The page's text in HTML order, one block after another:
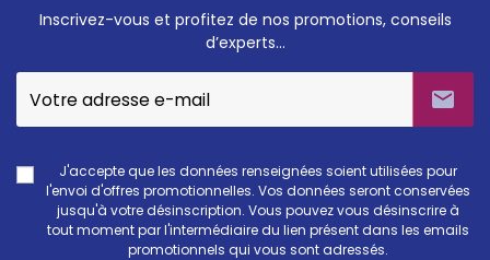
Inscrivez-vous et profitez de nos promotions, conseils
d’experts…

J'accepte que les données renseignées soient utilisées pour
l'envoi d'offres promotionnelles. Vos données seront conservées
jusqu'à votre désinscription. Vous pouvez vous désinscrire à
tout moment par l'intermédiaire du lien présent dans les emails
promotionnels qui vous sont adressés.